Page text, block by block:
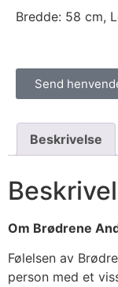
Bredde: 58 cm,
Send
Beskrivelse
Om Brødrene
Følelsen av
person med et